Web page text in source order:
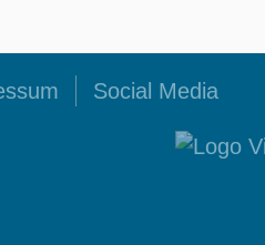
Social Media